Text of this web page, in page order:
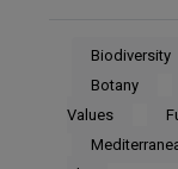
Biodiversity
Botany
Values